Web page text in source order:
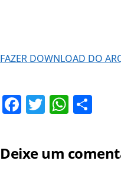
FAZER DOWNLOAD DO
Facebook
Twitter
Deixe um